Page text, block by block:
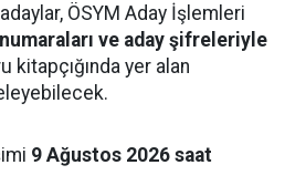
ÖSYM Aday İşlemleri
ve aday şifreleriyle
kitapçığında yer alan
9 Ağustos 2026 saat